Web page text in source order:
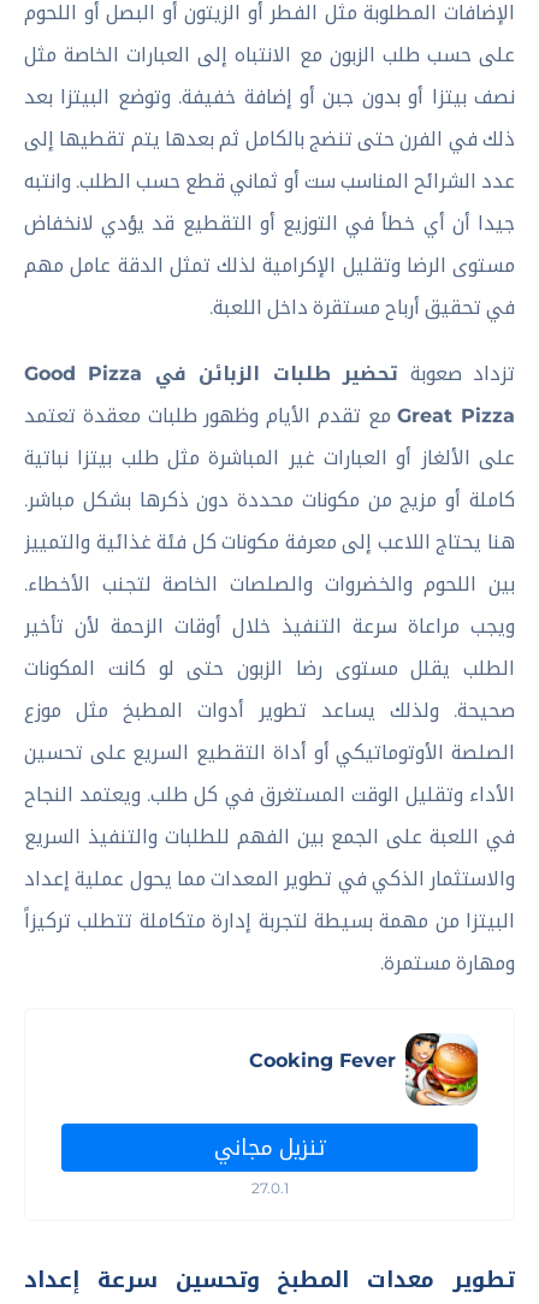
الإضافات المطلوبة مثل الفطر أو الزيتون أو البصل أو اللحوم
على حسب طلب الزبون مع الانتباه إلى العبارات الخاصة مثل
نصف بيتزا أو بدون جبن أو إضافة خفيفة. وتوضع البيتزا بعد
ذلك في الفرن حتى تنضج بالكامل ثم بعدها يتم تقطيها إلى
عدد الشرائح المناسب ست أو ثماني قطع حسب الطلب. وانتبه
جيدا أن أي خطأ في التوزيع أو التقطيع قد يؤدي لانخفاض
مستوى الرضا وتقليل الإكرامية لذلك تمثل الدقة عامل مهم
في تحقيق أرباح مستقرة داخل اللعبة.
تزداد صعوبة
تحضير طلبات الزبائن في Good Pizza
Great Pizzaمع تقدم الأيام وظهور طلبات معقدة تعتمد
على الألغاز أو العبارات غير المباشرة مثل طلب بيتزا نباتية
كاملة أو مزيج من مكونات محددة دون ذكرها بشكل مباشر.
هنا يحتاج اللاعب إلى معرفة مكونات كل فئة غذائية والتمييز
بين اللحوم والخضروات والصلصات الخاصة لتجنب الأخطاء.
ويجب مراعاة سرعة التنفيذ خلال أوقات الزحمة لأن تأخير
الطلب يقلل مستوى رضا الزبون حتى لو كانت المكونات
صحيحة. ولذلك يساعد تطوير أدوات المطبخ مثل موزع
الصلصة الأوتوماتيكي أو أداة التقطيع السريع على تحسين
الأداء وتقليل الوقت المستغرق في كل طلب. ويعتمد النجاح
في اللعبة على الجمع بين الفهم للطلبات والتنفيذ السريع
والاستثمار الذكي في تطوير المعدات مما يحول عملية إعداد
البيتزا من مهمة بسيطة لتجربة إدارة متكاملة تتطلب تركيزاً
ومهارة مستمرة.
Cooking Fever
تنزيل مجاني
27.0.1
تطوير معدات المطبخ وتحسين سرعة إعداد